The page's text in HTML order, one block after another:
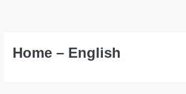
Home – English